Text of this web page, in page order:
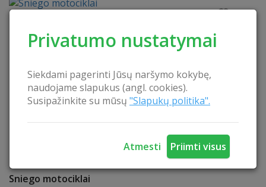
Privatumo nustatymai
Siekdami pagerinti Jūsų naršymo kokybę,
naudojame slapukus (angl. cookies).
Susipažinkite su mūsų "Slapukų politika".
Atmesti Priimti visus
Sniego motociklai